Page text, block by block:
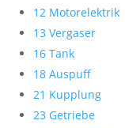
12 Motorelektrik
13 Vergaser
16 Tank
18 Auspuff
21 Kupplung
23 Getriebe